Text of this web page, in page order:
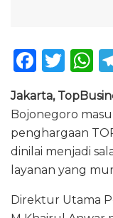
F
c
e
b
o
o
T
it
te
r
h
a
ts
A
p
p
Jakarta,
Bojonegoro
penghargaan
dinilai menjadi
layanan yang
Direktur Utama